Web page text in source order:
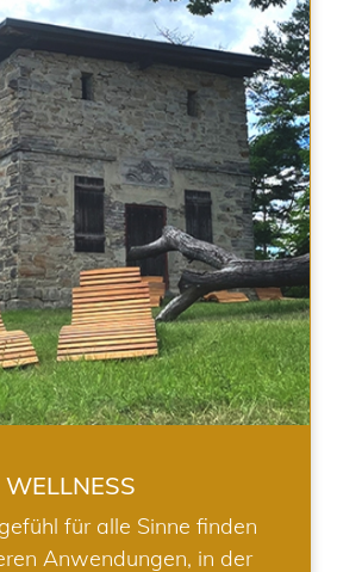
WELLNESS
für alle Sinne finden
Anwendungen, in der